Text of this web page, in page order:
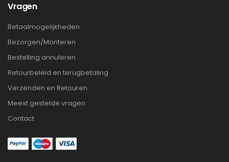
Vragen
Betaalmogelijkheden
Bezorgen/Monteren
Bestelling annuleren
Retourbeleid en terugbetaling
Verzenden en Retouren
Meest gestelde vragen
Contact